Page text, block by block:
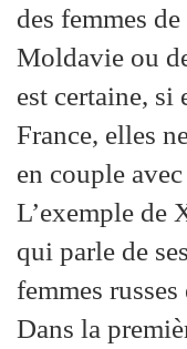
des femmes
Moldavie ou
est certaine, si
France, elles
en couple
L’exemple de
qui parle de
femmes
Dans la